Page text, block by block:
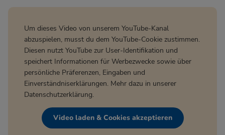
Um dieses Video von unserem YouTube-Kanal
abzuspielen, musst du dem YouTube-Cookie zustimmen.
Diesen nutzt YouTube zur User-Identifikation und
speichert Informationen für Werbezwecke sowie über
persönliche Präferenzen, Eingaben und
Einverständniserklärungen. Mehr dazu in unserer
Datenschutzerklärung.
Video laden & Cookies akzeptieren